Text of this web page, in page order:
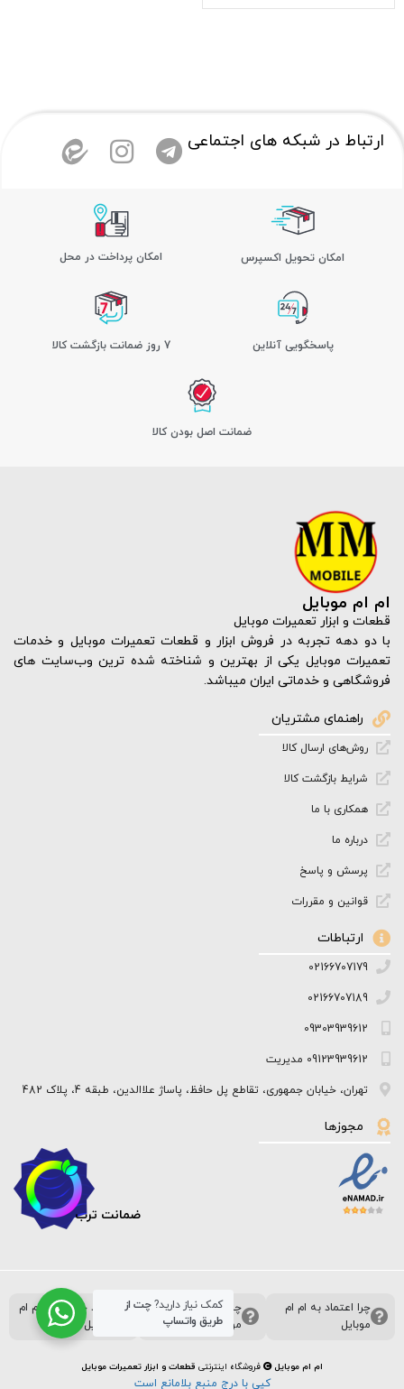
ارتباط در شبکه های اجتماعی
اﻣﮑﺎن ﺗﺤﻮﯾﻞ اﮐﺴﭙﺮس امکان پرداخت در محل
پاسخگویی آنلاین 7 روز ضمانت بازگشت کالا
ﺿﻤﺎﻧﺖ اﺻﻞ ﺑﻮدن ﮐﺎﻟﺎ
ام ام موبایل
قطعات و ابزار تعمیرات موبایل
با دو دهه تجربه در فروش ابزار و قطعات تعمیرات موبایل و خدمات
تعمیرات موبایل یکی از بهترین و شناخته شده ترین وب‌سایت های
فروشگاهی و خدماتی ایران میباشد.
راهنمای مشتریان
روش‌های ارسال کالا
شرایط بازگشت کالا
همکاری با ما
درباره ما
پرسش و پاسخ
قوانین و مقررات
ارتباطات
02166707179
02166707189
09303939612
09123939612 مدیریت
تهران، خیابان جمهوری، تقاطع پل حافظ، پاساژ علاالدین، طبقه 4، پلاک 482
مجوزها
ضمانت ترب
چرا اعتماد به ام ام
موبایل
چرا خرید از ام ام
موبایل
خرید حضوری از ام ام
موبایل
ام ام موبایل فروشگاه اینترنتی قطعات و ابزار تعمیرات موبایل
کپی با درج منبع بلامانع است
کمک نیاز دارید?چت از
طریق واتساپ